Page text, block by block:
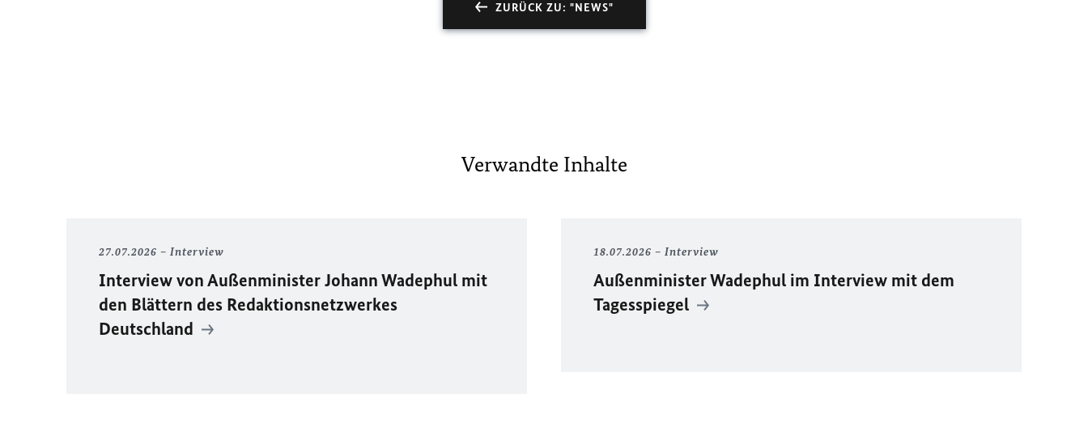
ZURÜCK ZU: "NEWS"
Verwandte Inhalte
27.07.2026 Interview
Interview von Außenminister Johann Wadephul mit
den Blättern des Redaktionsnetzwerkes
Deutschland
18.07.2026 Interview
Außenminister Wadephul im Interview mit dem
Tagesspiegel